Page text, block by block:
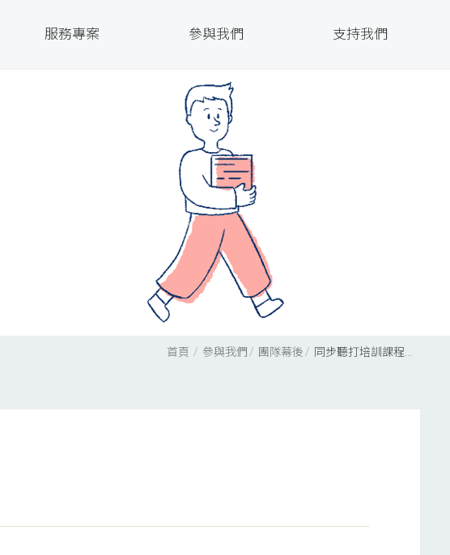
服務專案 參與我們 支持我們
首頁 參與我們 團隊幕後 同步聽打培訓課程...